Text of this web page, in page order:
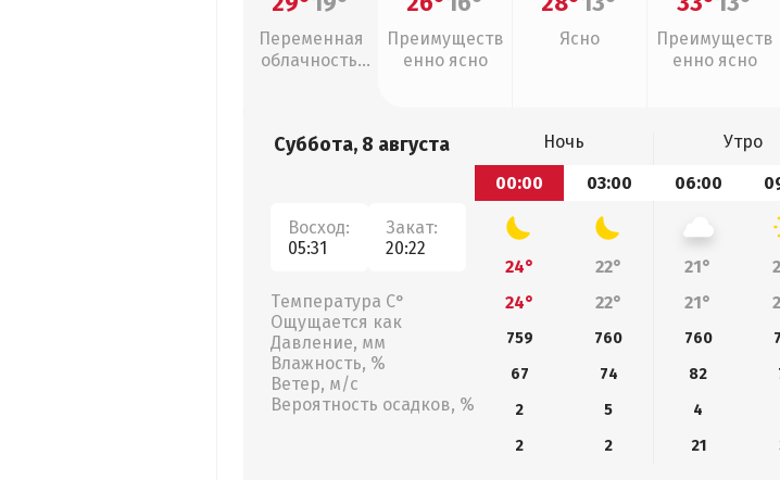
Переменная
облачность,
Преимуществ
енно ясно
Ясно
Преимуществ
енно ясно
Суббота, 8 августа
Восход:
05:31
Закат:
20:22
Температура С°
Ощущается как
Давление, мм
Влажность, %
Ветер, м/с
Вероятность осадков, %
Ночь Утро
00:00
03:00 06:00
24° 22° 21°
24°
22° 21°
759 760 760
67
74 82
2
5 4
2
2 21